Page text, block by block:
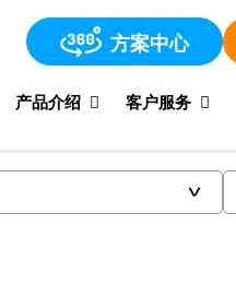
方案中心
产品介绍 客户服务